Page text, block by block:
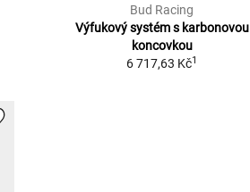
Bud Racing
Výfukový systém s karbonovou
koncovkou
6 717,63 Kč1